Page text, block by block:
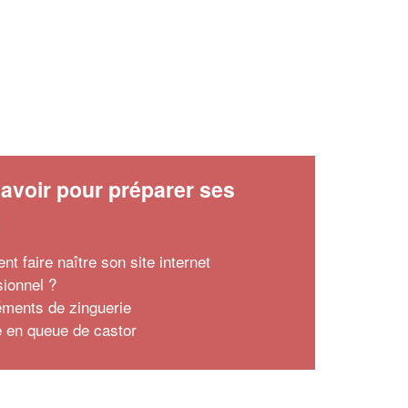
pour préparer ses
faire naître son site internet
?
de zinguerie
en queue de castor